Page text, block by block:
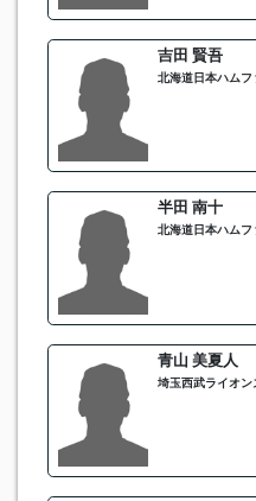
吉田 賢吾
北海道日本ハムフ
半田 南十
北海道日本ハムフ
青山 美夏人
埼玉西武ライオン